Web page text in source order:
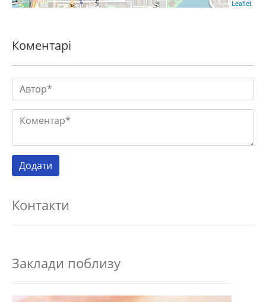
Leaflet
Коментарі
Контакти
Заклади поблизу